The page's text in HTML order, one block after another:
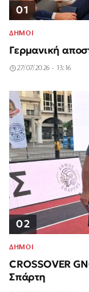
01
ΔΗΜΟΙ
Γερμανική
27/07/2026 - 13:16
02
ΔΗΜΟΙ
CROSSOVER
Σπάρτη